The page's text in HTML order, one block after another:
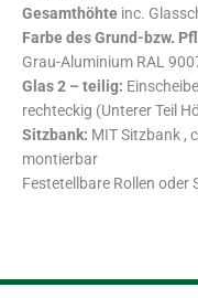
Gesamthöhte inc.
Farbe des Grund-bzw.
Grau-Aluminium RAL
Glas 2 – teilig:
rechteckig (Unterer Teil
Sitzbank: MIT Sitzbank ,
montierbar
Festetellbare Rollen oder